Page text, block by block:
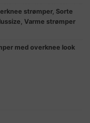
strømper, Sorte
, Varme strømper
med overknee look